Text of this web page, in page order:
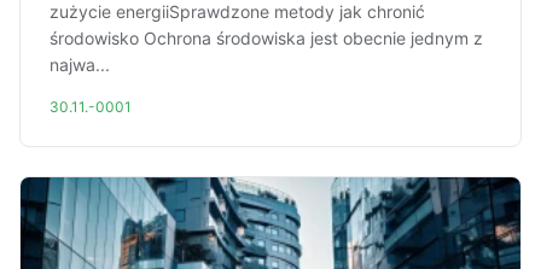
zużycie energiiSprawdzone metody jak chronić
środowisko Ochrona środowiska jest obecnie jednym z
najwa...
30.11.-0001